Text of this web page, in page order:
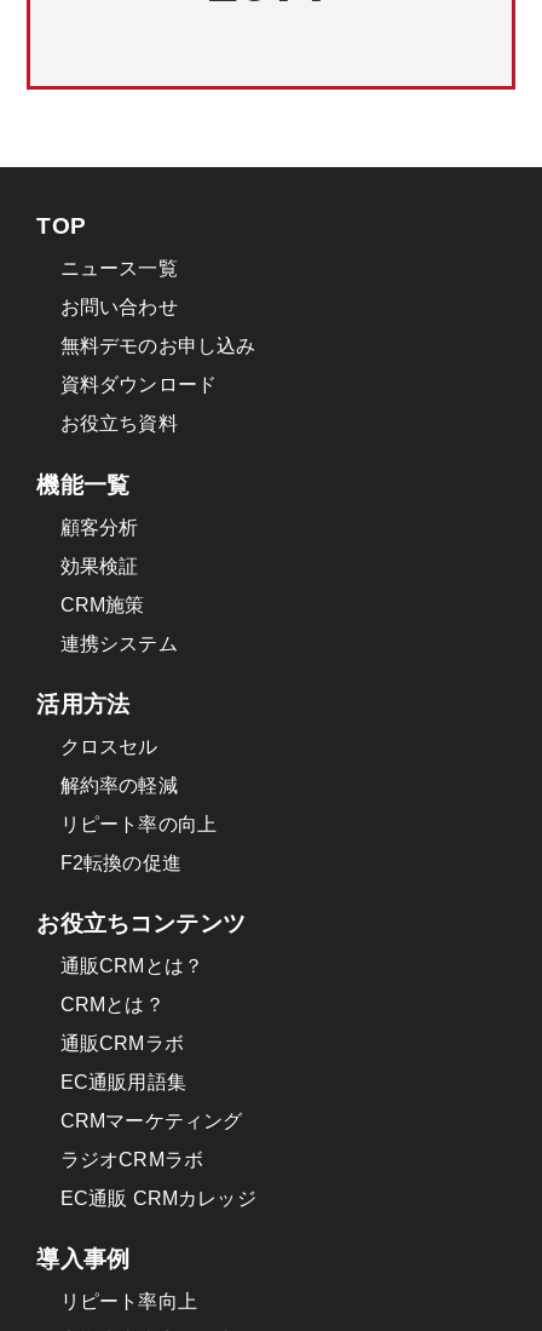
TOP
ニュース一覧
お問い合わせ
無料デモのお申し込み
資料ダウンロード
お役立ち資料
機能一覧
顧客分析
効果検証
CRM施策
連携システム
活用方法
クロスセル
解約率の軽減
リピート率の向上
F2転換の促進
お役立ちコンテンツ
通販CRMとは？
CRMとは？
通販CRMラボ
EC通販用語集
CRMマーケティング
ラジオCRMラボ
EC通販 CRMカレッジ
導入事例
リピート率向上